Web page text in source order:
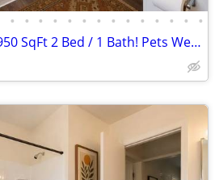
• • • • • • • • • • • • • •
Dog and Cat-Friendly 950 SqFt 2 Bed / 1 Bath! Pets Welcome Here!